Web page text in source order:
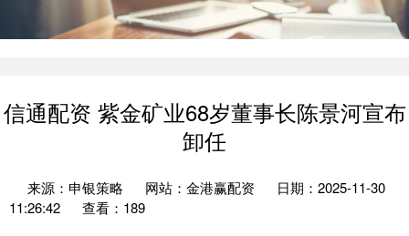
信通配资 紫金矿业68岁董事长陈景河宣布
卸任
来源：申银策略 网站：金港赢配资
日期：2025-11-30
11:26:42
查看：189